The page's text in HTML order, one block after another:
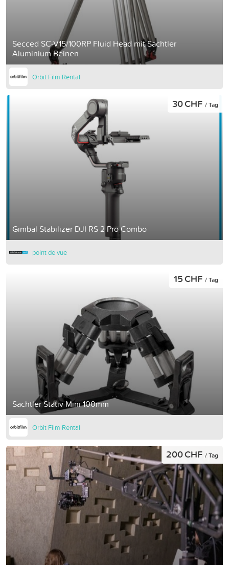
Secced SC-V15/100RP Fluid Head mit Sachtler
Aluminium Beinen
Orbit Film Rental
Gimbal Stabilizer DJI RS 2 Pro Combo
30 CHF / Tag
point de vue
Sachtler Stativ Mini 100mm
15 CHF / Tag
Orbit Film Rental
200 CHF / Tag